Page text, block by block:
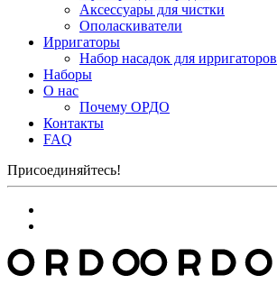
Аксессуары для чистки
Ополаскиватели
Ирригаторы
Набор насадок для ирригаторов
Наборы
О нас
Почему ОРДО
Контакты
FAQ
Присоединяйтесь!